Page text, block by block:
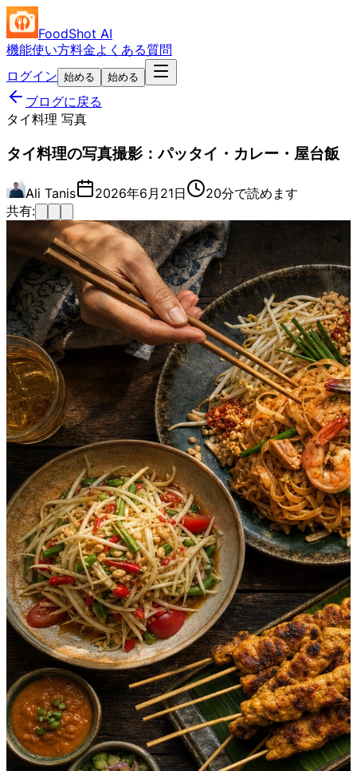
FoodShot AI
機能使い方料金よくある質問
ログイン 始める 始める
ブログに戻る
タイ料理 写真
タイ料理の写真撮影：パッタイ・カレー・屋台飯
Ali Tanis 2026年6月21日
20分で読めます
共有: